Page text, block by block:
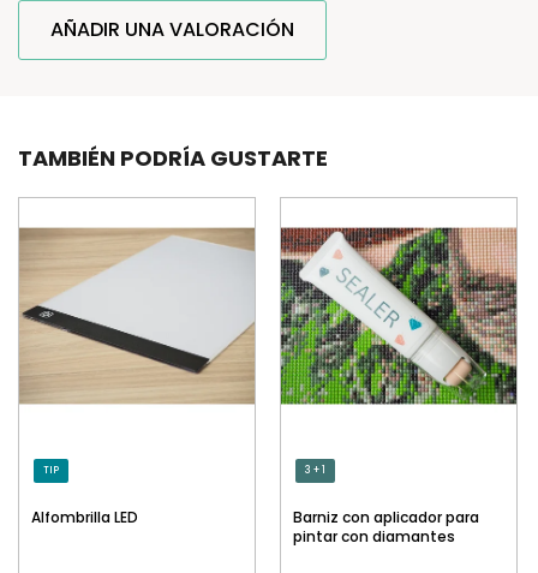
AÑADIR UNA VALORACIÓN
TAMBIÉN PODRÍA GUSTARTE
TIP
Alfombrilla LED
3 + 1
Barniz con aplicador para
pintar con diamantes